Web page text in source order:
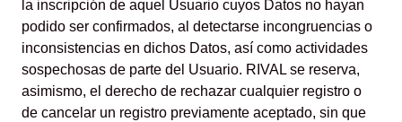
la inscripción de aquel Usuario cuyos Datos no hayan
podido ser confirmados, al detectarse incongruencias o
inconsistencias en dichos Datos, así como actividades
sospechosas de parte del Usuario. RIVAL se reserva,
asimismo, el derecho de rechazar cualquier registro o
de cancelar un registro previamente aceptado, sin que